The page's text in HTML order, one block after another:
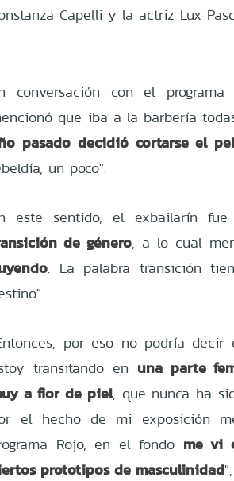
Capelli y la actriz Lux
conversación con el
que iba a la barbería
pasado decidió cortarse el
un poco".
este sentido, el exbailarín
de género, a lo cual
. La palabra transición
por eso no podría
transitando en una parte
a flor de piel, que nunca ha
el hecho de mi exposición
Rojo, en el fondo me vi
prototipos de masculinidad